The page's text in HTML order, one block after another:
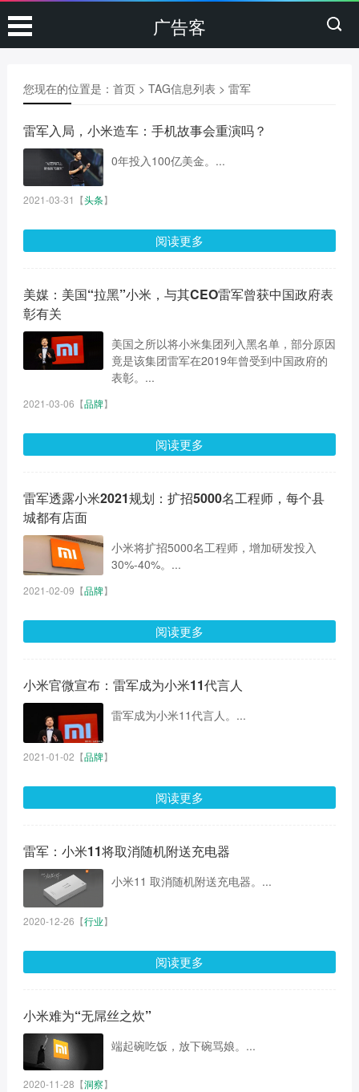
广告客
您现在的位置是： 首页> TAG信息列表 > 雷军
雷军入局，小米造车：手机故事会重演吗？
0年投入100亿美金。...
2021-03-31 【头条】
阅读更多
美媒：美国“拉黑”小米，与其CEO雷军曾获中国政府表
彰有关
美国之所以将小米集团列入黑名单，部分原因
竟是该集团雷军在2019年曾受到中国政府的
表彰。...
2021-03-06 【品牌】
阅读更多
雷军透露小米2021规划：扩招5000名工程师，每个县
城都有店面
小米将扩招5000名工程师，增加研发投入
30%-40%。...
2021-02-09 【品牌】
阅读更多
小米官微宣布：雷军成为小米11代言人
雷军成为小米11代言人。...
2021-01-02 【品牌】
阅读更多
雷军：小米11将取消随机附送充电器
小米11 取消随机附送充电器。...
2020-12-26 【行业】
阅读更多
小米难为“无屌丝之炊”
端起碗吃饭，放下碗骂娘。...
2020-11-28 【洞察】